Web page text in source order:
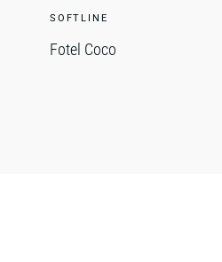
SOFTLINE
Fotel Coco